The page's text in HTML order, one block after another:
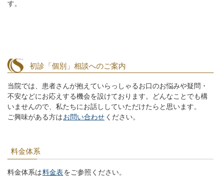
す。
初診「個別」相談へのご案内
当院では、患者さんが抱えていらっしゃるお口のお悩みや疑問・
不安などにお応えする機会を設けております。どんなことでも構
いませんので、私たちにお話ししていただけたらと思います。
ご興味がある方はお問い合わせ ください。
料金体系
料金体系は料金表をご参照ください。